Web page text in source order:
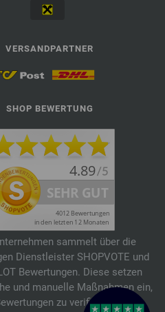
VERSANDPARTNER
SHOP BEWERTUNG
sammelt über die
Dienstleister SHOPVOTE und
Bewertungen. Diese setzen
und manuelle Maßnahmen ein,
zu verifizieren.